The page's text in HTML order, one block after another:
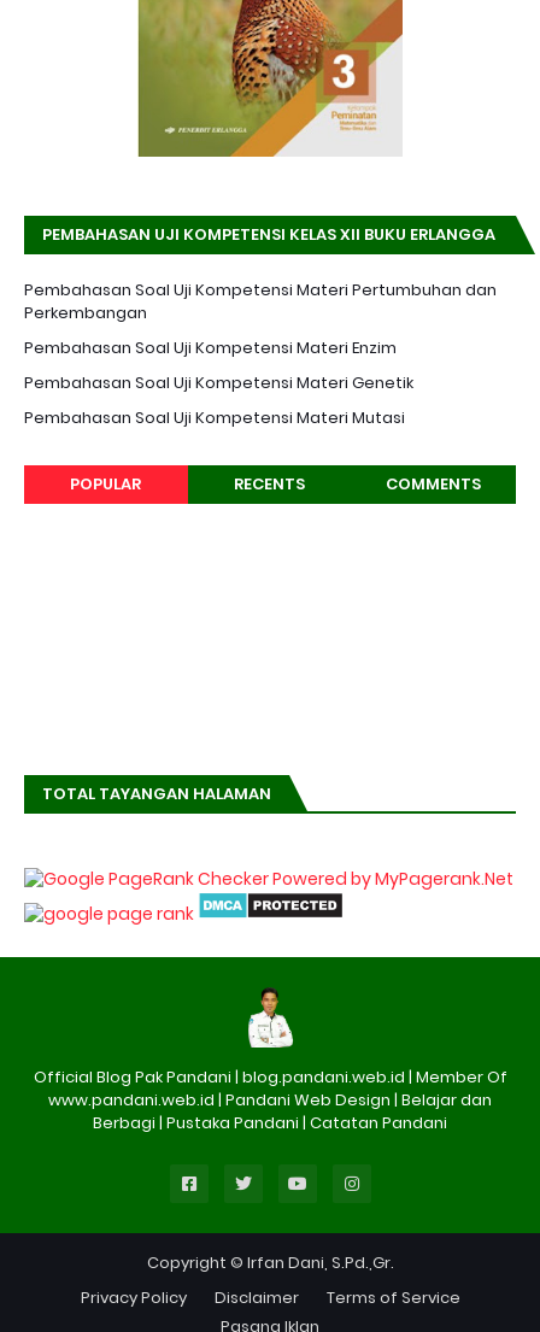
PEMBAHASAN UJI KOMPETENSI KELAS XII BUKU ERLANGGA
Pembahasan Soal Uji Kompetensi Materi Pertumbuhan dan
Perkembangan
Pembahasan Soal Uji Kompetensi Materi Enzim
Pembahasan Soal Uji Kompetensi Materi Genetik
Pembahasan Soal Uji Kompetensi Materi Mutasi
POPULAR RECENTS COMMENTS
TOTAL TAYANGAN HALAMAN
Official Blog Pak Pandani | blog.pandani.web.id | Member Of
www.pandani.web.id | Pandani Web Design | Belajar dan
Berbagi | Pustaka Pandani | Catatan Pandani
Copyright © Irfan Dani, S.Pd.,Gr.
Privacy Policy
Disclaimer
Terms of Service
Pasang Iklan